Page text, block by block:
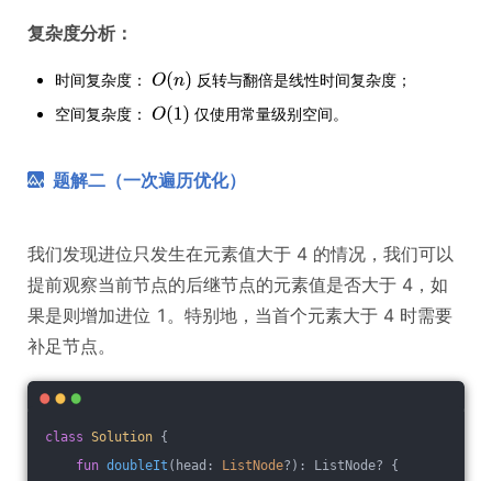
复杂度分析：
时间复杂度：
反转与翻倍是线性时间复杂度；
空间复杂度：
仅使用常量级别空间。
题解二（一次遍历优化）
我们发现进位只发生在元素值大于 4 的情况，我们可以
提前观察当前节点的后继节点的元素值是否大于 4，如
果是则增加进位 1。特别地，当首个元素大于 4 时需要
补足节点。
class Solution {
fun doubleIt (head: ListNode?) : ListNode? {